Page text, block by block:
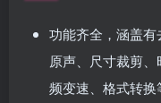
功能齐全，涵盖
原声、尺寸裁剪
频变速、格式转换